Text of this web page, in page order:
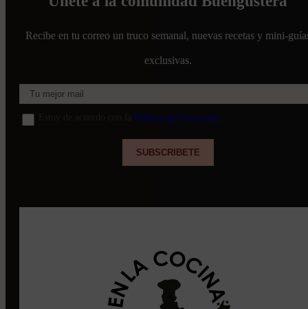
Recibe en tu correo un truco semanal, nuevas recetas y mini-
exclusivas.
Política de Privacidad